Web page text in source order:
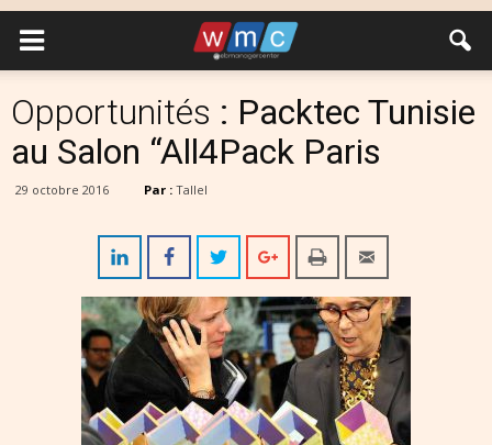
Opportunités : Packtec Tunisie
au Salon “All4Pack Paris
29 octobre 2016 Par : Tallel